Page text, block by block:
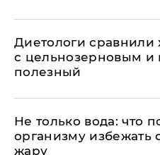
Диетологи сравнили
с цельнозерновым и
полезный
Не только вода: что
организму избежать
жару